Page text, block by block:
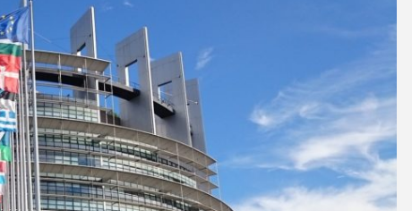
24, 2026